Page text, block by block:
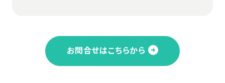
お問合せはこちらから